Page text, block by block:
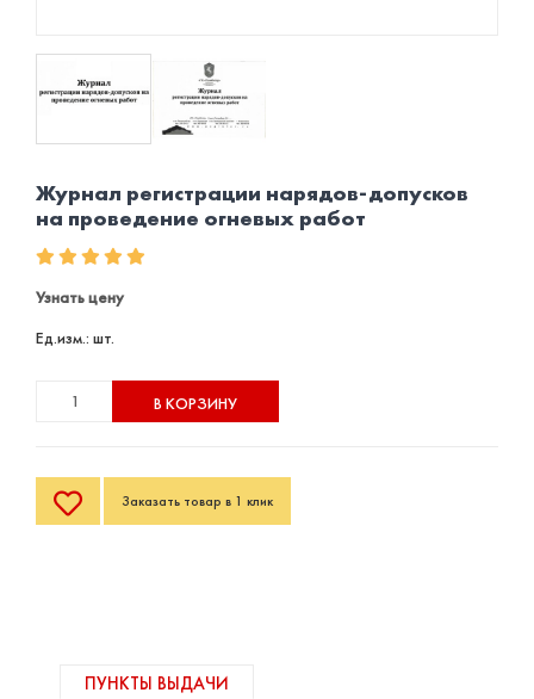
Журнал регистрации нарядов-допусков
на проведение огневых работ
Узнать цену
Ед.изм.: шт.
В КОРЗИНУ
Заказать товар в 1 клик
ПУНКТЫ ВЫДАЧИ